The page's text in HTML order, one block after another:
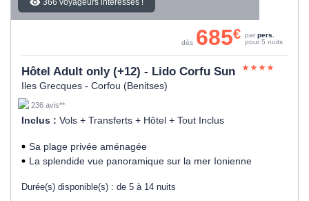
366 voyageurs intéressés !
Hôtel Adult only (+12) - Lido Corfu Sun
Iles Grecques - Corfou (Benitses)
236 avis**
Inclus : Vols + Transferts + Hôtel + Tout Inclus
Sa plage privée aménagée
La splendide vue panoramique sur la mer Ionienne
Durée(s) disponible(s) : de 5 à 14 nuits
dès 685€ par pers.
pour 5 nuits